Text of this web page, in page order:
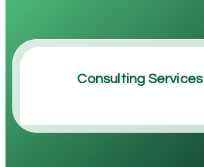
Consulting Services